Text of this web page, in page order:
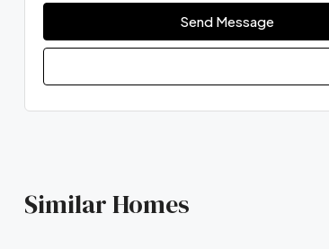
Send Message
Similar Homes